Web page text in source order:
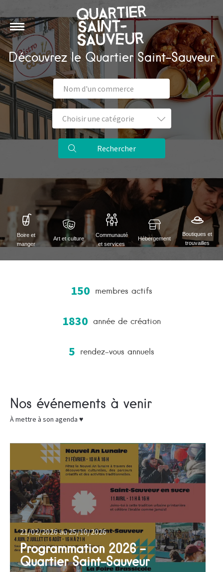
Découvrez le Quartier Saint-Sauveur
Rechercher
Boire et
manger
Art et culture
Communauté
et services
Hébergement
Boutiques et
trouvailles
150 membres actifs
1830 année de création
5 rendez-vous annuels
Nos événements à venir
À mettre à son agenda ♥
21/02/2026 au 25/10/2026
Programmation 2026 –
Quartier Saint-Sauveur